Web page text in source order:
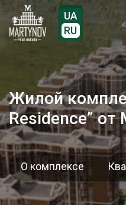
UA
RU
Жилой
Residence”
О комплексе